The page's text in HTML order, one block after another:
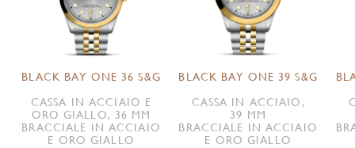
BLACK BAY ONE 36 S&G
CASSA IN ACCIAIO E
ORO GIALLO, 36 MM
BRACCIALE IN ACCIAIO
E ORO GIALLO
BLACK BAY ONE 39 S&G
CASSA IN ACCIAIO,
39 MM
BRACCIALE IN ACCIAIO
E ORO GIALLO